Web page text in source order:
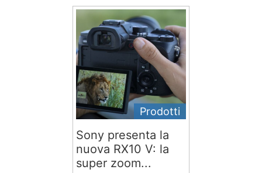
Prodotti
Sony presenta la
nuova RX10 V: la
super zoom...